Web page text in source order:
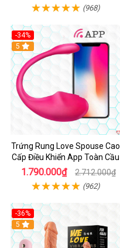
(968)
-34%
5
Trứng Rung Love Spouse Cao
Cấp Điều Khiển App Toàn Cầu
1.790.000₫ 2.712.000₫
(962)
-36%
5